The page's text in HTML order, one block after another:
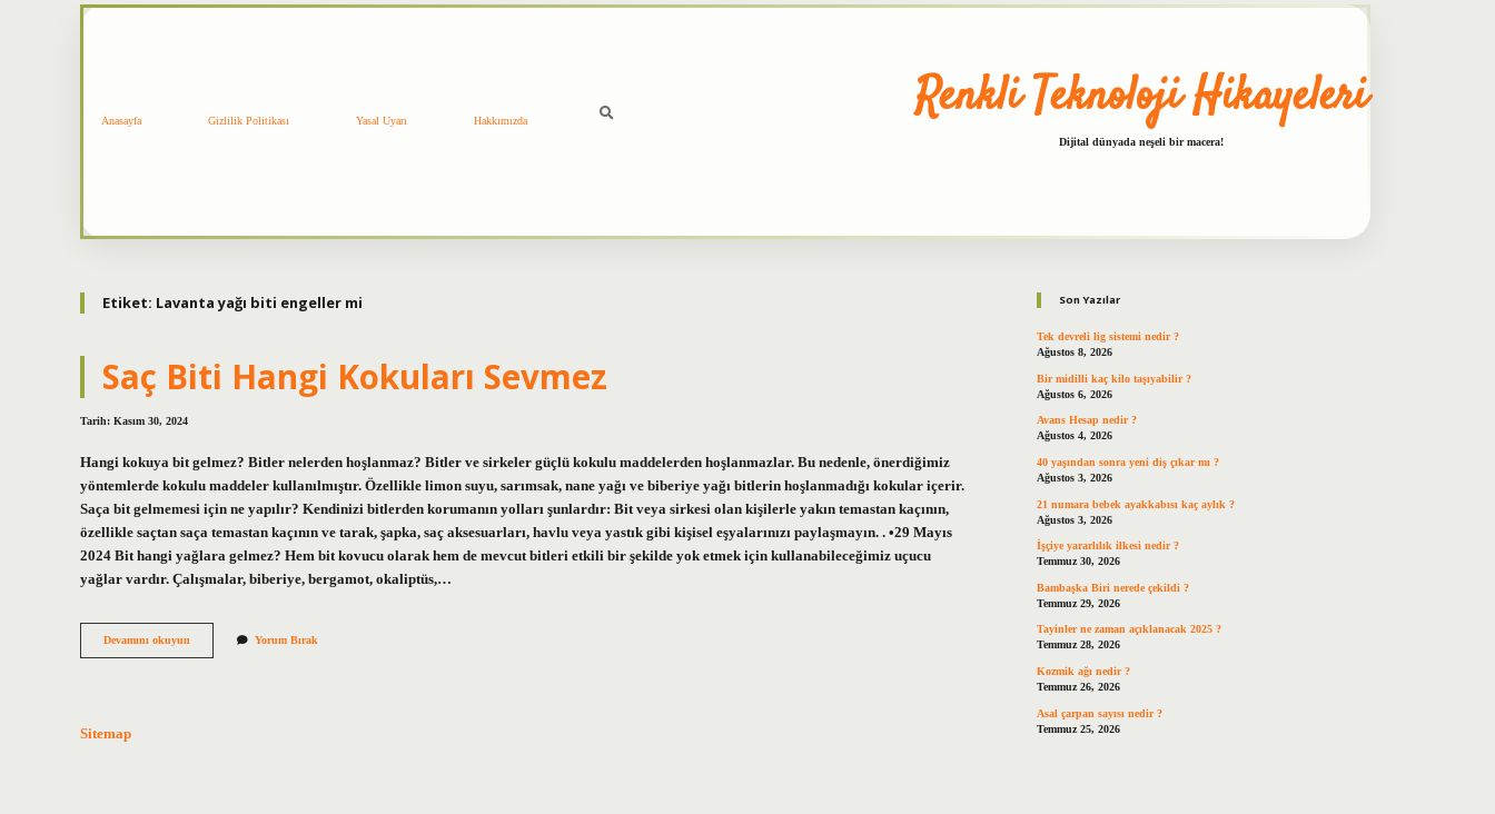
Anasayfa Gizlilik Politikası Yasal Uyarı Hakkımızda Renkli Teknoloji Hikayeleri
Dijital dünyada neşeli bir macera!
Etiket: Lavanta yağı biti engeller mi
Saç Biti Hangi Kokuları Sevmez
Tarih: Kasım 30, 2024
Hangi kokuya bit gelmez? Bitler nelerden hoşlanmaz? Bitler ve sirkeler güçlü kokulu maddelerden hoşlanmazlar. Bu nedenle, önerdiğimiz
yöntemlerde kokulu maddeler kullanılmıştır. Özellikle limon suyu, sarımsak, nane yağı ve biberiye yağı bitlerin hoşlanmadığı kokular içerir.
Saça bit gelmemesi için ne yapılır? Kendinizi bitlerden korumanın yolları şunlardır: Bit veya sirkesi olan kişilerle yakın temastan kaçının,
özellikle saçtan saça temastan kaçının ve tarak, şapka, saç aksesuarları, havlu veya yastık gibi kişisel eşyalarınızı paylaşmayın. . •29 Mayıs
2024 Bit hangi yağlara gelmez? Hem bit kovucu olarak hem de mevcut bitleri etkili bir şekilde yok etmek için kullanabileceğimiz uçucu
yağlar vardır. Çalışmalar, biberiye, bergamot, okaliptüs,…
Devamını okuyun
Biti
Yorum Bırak
Sitemap
Son Yazılar
Tek devreli lig sistemi nedir ?
Ağustos 8, 2026
Bir midilli kaç kilo taşıyabilir ?
Ağustos 6, 2026
Avans Hesap nedir ?
Ağustos 4, 2026
40 yaşından sonra yeni diş çıkar mı ?
Ağustos 3, 2026
21 numara bebek ayakkabısı kaç aylık ?
Ağustos 3, 2026
İşçiye yararlılık ilkesi nedir ?
Temmuz 30, 2026
Bambaşka Biri nerede çekildi ?
Temmuz 29, 2026
Tayinler ne zaman açıklanacak 2025 ?
Temmuz 28, 2026
Kozmik ağı nedir ?
Temmuz 26, 2026
Asal çarpan sayısı nedir ?
Temmuz 25, 2026